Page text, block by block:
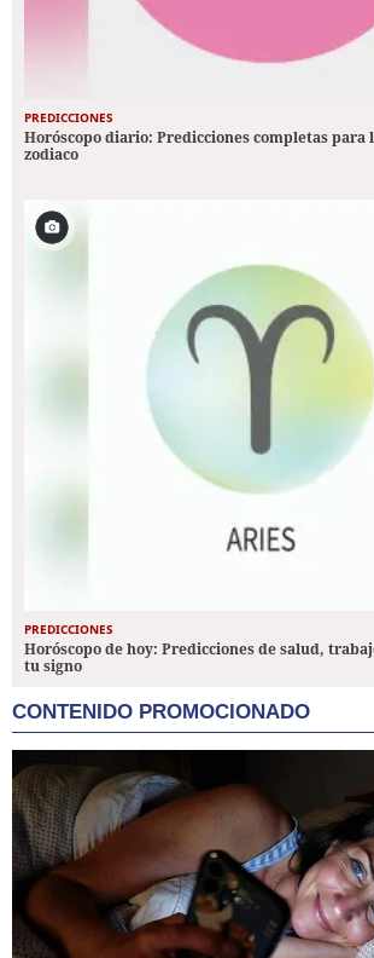
PREDICCIONES
Horóscopo diario: Predicciones completas para
zodiaco
PREDICCIONES
Horóscopo de hoy: Predicciones de salud,
tu signo
CONTENIDO PROMOCIONADO